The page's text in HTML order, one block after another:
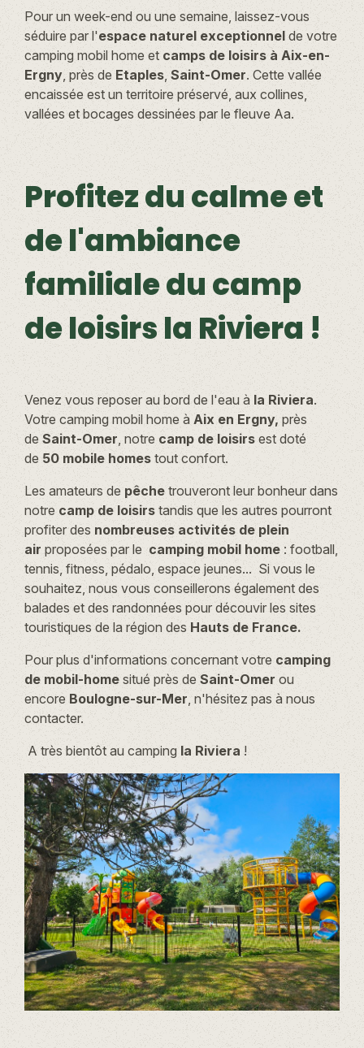
Pour un week-end ou une semaine, laissez-vous
séduire par l'espace naturel exceptionnel de votre
camping mobil home et camps de loisirs à Aix-en-
Ergny, près de Etaples, Saint-Omer. Cette vallée
encaissée est un territoire préservé, aux collines,
vallées et bocages dessinées par le fleuve Aa.
Profitez du calme et
de l'ambiance
familiale du camp
de loisirs la Riviera !
Venez vous reposer au bord de l'eau à la Riviera.
Votre camping mobil home à Aix en Ergny, près
de Saint-Omer, notre camp de loisirsest doté
de 50 mobile homestout confort.
Les amateurs de pêchetrouveront leur bonheur dans
notre camp de loisirstandis que les autres pourront
profiter des nombreuses activités de plein
air proposées par le camping mobil home: football,
tennis, fitness, pédalo, espace jeunes... Si vous le
souhaitez, nous vous conseillerons également des
balades et des randonnées pour découvir les sites
touristiques de la région des Hauts de France.
Pour plus d'informations concernant votre camping
de mobil-homesitué près de Saint-Omer ou
encore Boulogne-sur-Mer, n'hésitez pas à nous
contacter.
A très bientôt au camping la Riviera !